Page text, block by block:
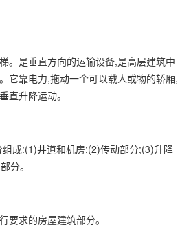
。是垂直方向的运输设备,是高层建筑中
它靠电力,拖动一个可以载人或物的轿厢,
直升降运动。
成:(1)井道和机房;(2)传动部分;(3)升降
分。
要求的房屋建筑部分。